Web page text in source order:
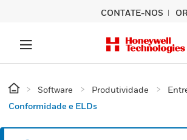
CONTATE-NOS
Software Produtividade
Conformidade e ELDs